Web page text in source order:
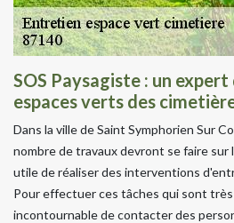
SOS Paysagiste : un
espaces verts des
Dans la ville de Saint Symphorien Sur
nombre de travaux devront se faire sur
utile de réaliser des interventions
Pour effectuer ces tâches qui sont
incontournable de contacter des